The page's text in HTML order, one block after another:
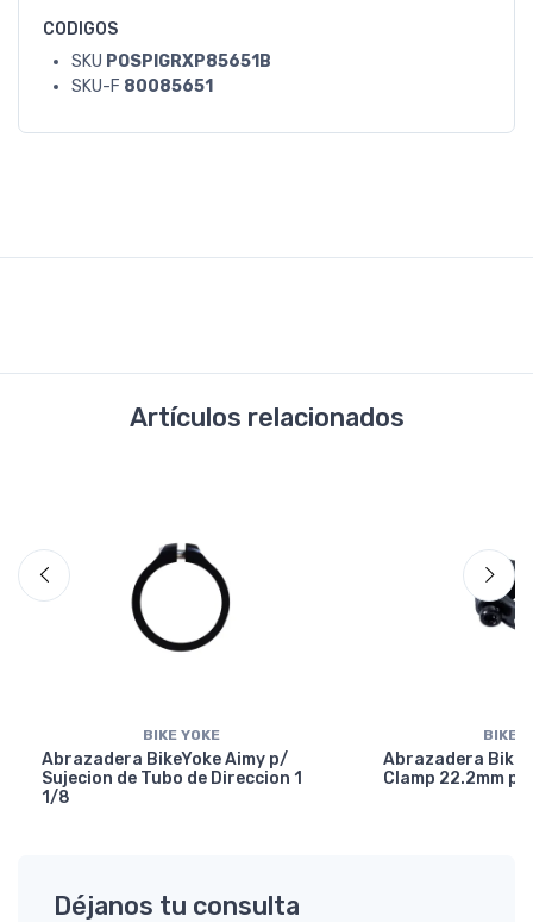
CODIGOS
SKU POSPIGRXP85651B
SKU-F 80085651
Artículos relacionados
BIKE YOKE
Abrazadera BikeYoke Aimy p/
Sujecion de Tubo de Direccion 1
1/8
BIKE
Abrazadera
Clamp 22.2mm
Déjanos tu consulta